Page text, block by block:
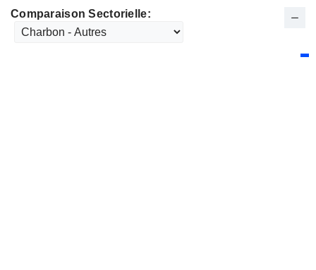
Comparaison Sectorielle: